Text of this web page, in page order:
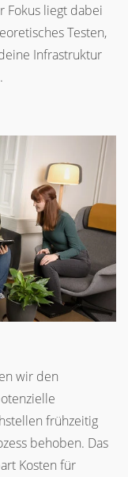
Fokus liegt dabei
Testen,
Infrastruktur
wir den
frühzeitig
behoben. Das
Kosten für